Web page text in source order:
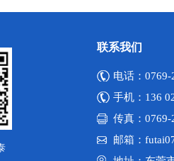
联系我们
电话：0769-
手机：136
传真：0769-
邮箱：